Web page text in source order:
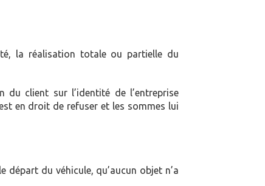
la réalisation totale ou partielle du
client sur l’identité de l’entreprise
en droit de refuser et les sommes lui
du véhicule, qu’aucun objet n’a